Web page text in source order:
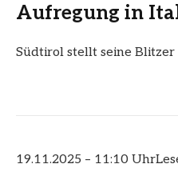
Aufregung in
Südtirol stellt seine Blitzer
19.11.2025 – 11:10 Uhr